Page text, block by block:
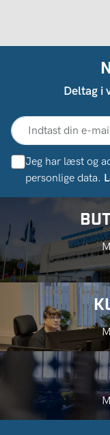
Deltag i
Jeg har læst og
personlige data.